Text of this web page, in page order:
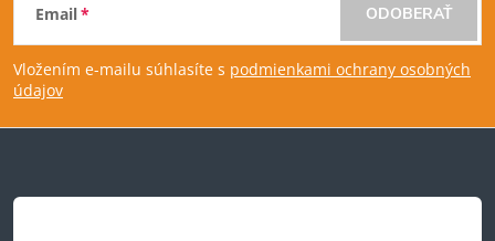
á
p
t
Email
Vložením e-mailu súhlasíte s podmienkami ochrany osobných
údajov
ODOBERAŤ